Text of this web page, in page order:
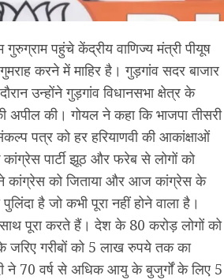
पहुंचे केंद्रीय वाणिज्य मंत्री पीयूष
करने में माहिर है। गुड़गांव सदर बाजार
उन्होंने गुड़गांव विधानसभा क्षेत्र के
अपील की। ​​गोयल ने कहा कि भाजपा तीसरी
पत्र को हर हरियाणवी की आकांक्षाओं
पार्टी झूठ और फरेब से लोगों को
ने कांग्रेस को जिताया और आज कांग्रेस के
है जो कभी पूरा नहीं होने वाला है।
साथ पूरा करते हैं। देश के 80 करोड़ लोगों को
जरिए गरीबों को 5 लाख रुपये तक का
ने 70 वर्ष से अधिक आयु के बुजुर्गों के लिए 5